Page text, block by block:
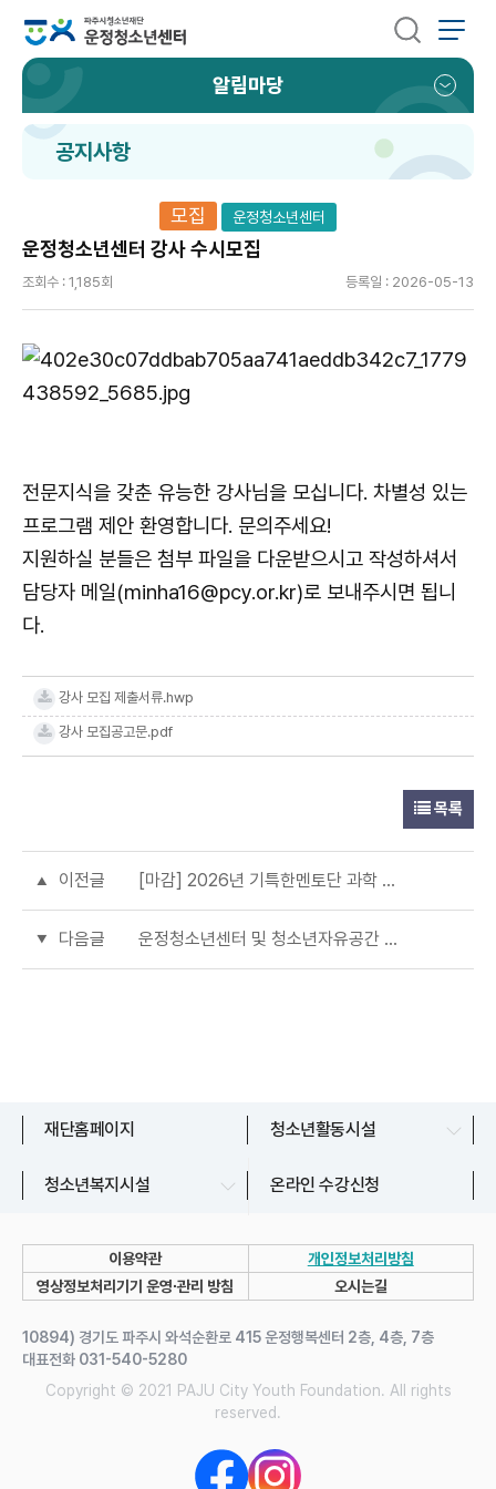
알림마당
공지사항
모집 운정청소년센터
운정청소년센터 강사 수시모집
조회수 : 1,185회 등록일 : 2026-05-13
전문지식을 갖춘 유능한 강사님을 모십니다. 차별성 있는
프로그램 제안 환영합니다. 문의주세요!
지원하실 분들은 첨부 파일을 다운받으시고 작성하셔서
담당자 메일(minha16@pcy.or.kr)로 보내주시면 됩니
다.
강사 모집 제출서류.hwp
강사 모집공고문.pdf
목록
이전글 [마감] 2026년 기특한멘토단 과학 멘티 모집
다음글 운정청소년센터 및 청소년자유공간 쉼표7호점 내 영상정보처리기기(CCTV) 설치, 운영 행정예고
재단홈페이지 청소년활동시설
문산청소년센터
청소년자유공간 쉼표
청소년복지시설
파주시청소년상담복지센터 온라인 수강신청
이용약관
개인정보처리방침
영상정보처리기기 운영∙관리 방침
오시는길
10894) 경기도 파주시 와석순환로 415 운정행복센터 2층, 4층, 7층
대표전화 031-540-5280
Copyright © 2021 PAJU City Youth Foundation. All rights
reserved.